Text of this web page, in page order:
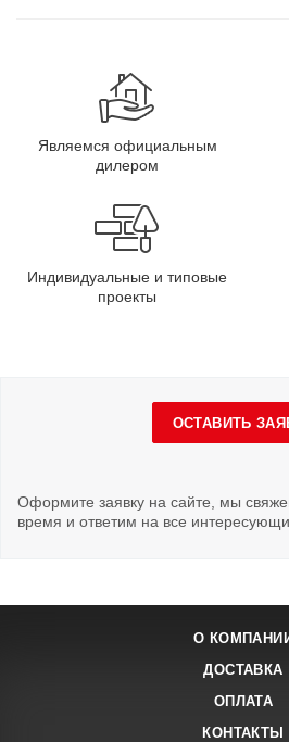
Являемся официальным
дилером
Индивидуальные и типовые
проекты
ОСТАВИТЬ
Оформите заявку на сайте, мы
время и ответим на все
О
ДОСТАВКА
ОПЛАТА
КОНТАКТЫ